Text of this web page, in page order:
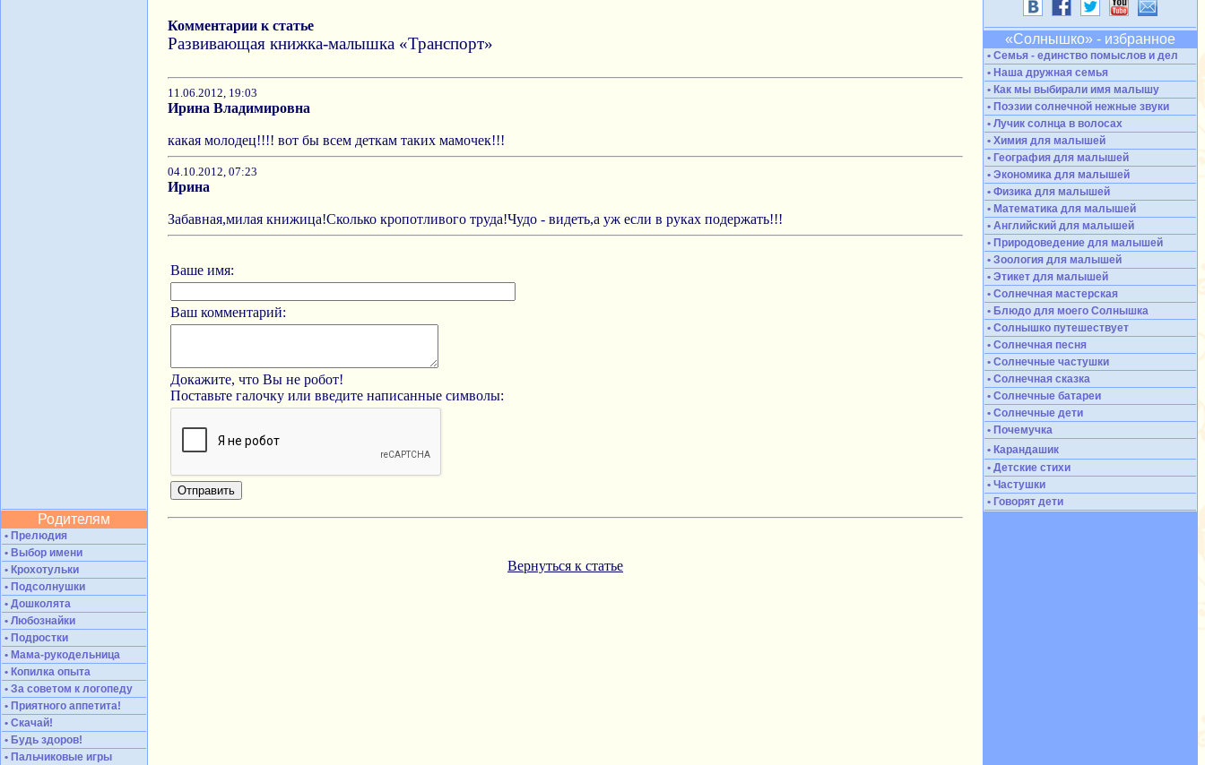
Родителям
• Прелюдия
• Выбор имени
• Крохотульки
• Подсолнушки
• Дошколята
• Любознайки
• Подростки
• Мама-рукодельница
• Копилка опыта
• За советом к логопеду
• Приятного аппетита!
• Скачай!
• Будь здоров!
• Пальчиковые игры
Комментарии к статье
Развивающая книжка-малышка «Транспорт»
11.06.2012, 19:03
Ирина Владимировна
какая молодец!!!! вот бы всем деткам таких мамочек!!!
04.10.2012, 07:23
Ирина
Забавная,милая книжица!Сколько кропотливого труда!Чудо - видеть,а уж если в руках подержать!!!
Ваше имя:
Ваш комментарий:
Докажите, что Вы не робот!
Поставьте галочку или введите написанные символы:
Вернуться к статье
«Солнышко» - избранное
• Семья - единство помыслов и дел
• Наша дружная семья
• Как мы выбирали имя малышу
• Поэзии солнечной нежные звуки
• Лучик солнца в волосах
• Химия для малышей
• География для малышей
• Экономика для малышей
• Физика для малышей
• Математика для малышей
• Английский для малышей
• Природоведение для малышей
• Зоология для малышей
• Этикет для малышей
• Солнечная мастерская
• Блюдо для моего Солнышка
• Солнышко путешествует
• Солнечная песня
• Солнечные частушки
• Солнечная сказка
• Солнечные батареи
• Солнечные дети
• Почемучка
• Карандашик
• Детские стихи
• Частушки
• Говорят дети